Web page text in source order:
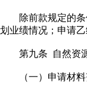
除前款规定的条
划业绩情况；申请
第九条 自然资源
（一）申请材料